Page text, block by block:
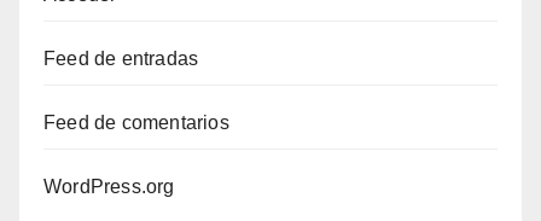
Feed de entradas
Feed de comentarios
WordPress.org